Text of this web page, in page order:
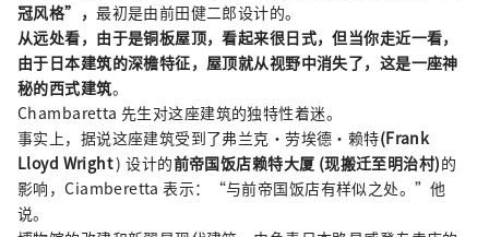
冠风格”，最初是由前田健二郎设计的。
从远处看，由于是铜板屋顶，看起来很日式，但当你走近一看，
由于日本建筑的深檐特征，屋顶就从视野中消失了，这是一座神
秘的西式建筑。
Chambaretta 先生对这座建筑的独特性着迷。
事实上，据说这座建筑受到了弗兰克·劳埃德·赖特(Frank
Lloyd Wright) 设计的前帝国饭店赖特大厦 (现搬迁至明治村)的
影响，Ciamberetta 表示：“与前帝国饭店有样似之处。”他
说。